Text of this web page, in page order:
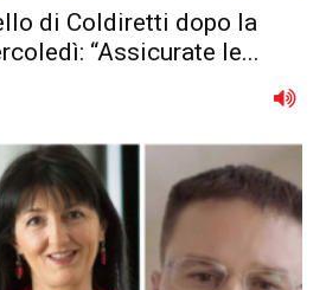
di Coldiretti dopo la
“Assicurate le...